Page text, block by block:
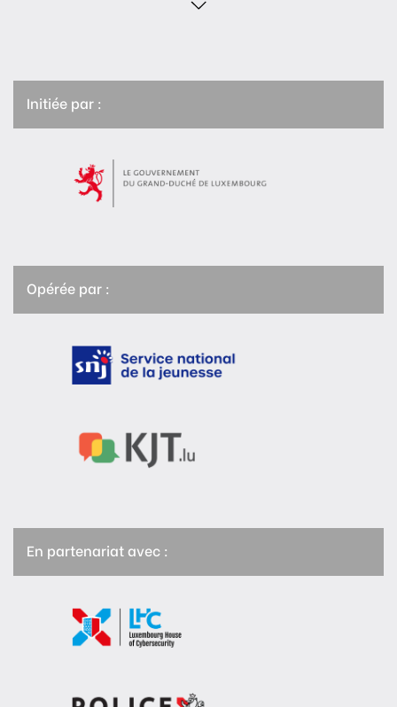
Initiée par :
Opérée par :
En partenariat avec :